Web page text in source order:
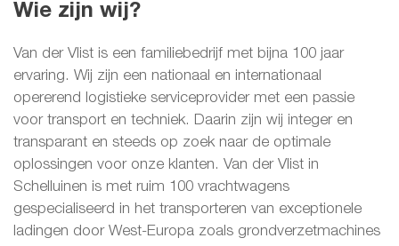
Wie zijn wij?
Van der Vlist is een familiebedrijf met bijna 100 jaar
ervaring. Wij zijn een nationaal en internationaal
opererend logistieke serviceprovider met een passie
voor transport en techniek. Daarin zijn wij integer en
transparant en steeds op zoek naar de optimale
oplossingen voor onze klanten. Van der Vlist in
Schelluinen is met ruim 100 vrachtwagens
gespecialiseerd in het transporteren van exceptionele
ladingen door West-Europa zoals grondverzetmachines